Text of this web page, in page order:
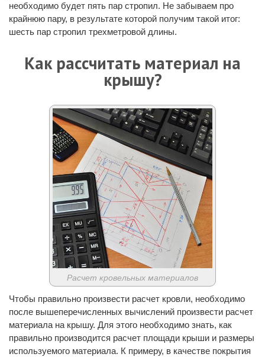
необходимо будет пять пар стропил. Не забываем про
крайнюю пару, в результате которой получим такой итог:
шесть пар стропил трехметровой длины.
Как рассчитать материал на
крышу?
Расчет кровельных материалов
Чтобы правильно произвести расчет кровли, необходимо
после вышеперечисленных вычислений произвести расчет
материала на крышу. Для этого необходимо знать, как
правильно производится расчет площади крыши и размеры
используемого материала. К примеру, в качестве покрытия